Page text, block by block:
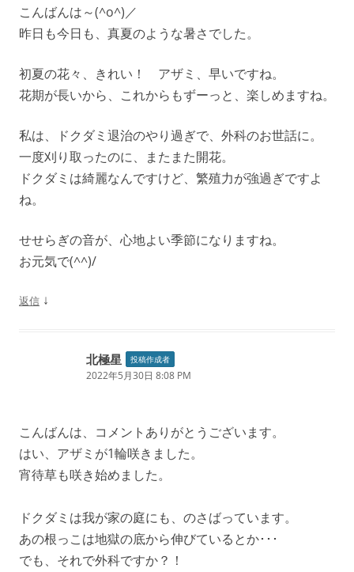
ン
こんばんは～(^o^)／
昨日も今日も、真夏のような暑さでした。
初夏の花々、きれい！ アザミ、早いですね。
花期が長いから、これからもずーっと、楽しめますね。
私は、ドクダミ退治のやり過ぎで、外科のお世話に。
一度刈り取ったのに、またまた開花。
ドクダミは綺麗なんですけど、繁殖力が強過ぎですよ
ね。
せせらぎの音が、心地よい季節になりますね。
お元気で(^^)/
返信 ↓
北極星 投稿作成者
2022年5月30日 8:08 PM
こんばんは、コメントありがとうございます。
はい、アザミが1輪咲きました。
宵待草も咲き始めました。
ドクダミは我が家の庭にも、のさばっています。
あの根っこは地獄の底から伸びているとか･･･
でも、それで外科ですか？！